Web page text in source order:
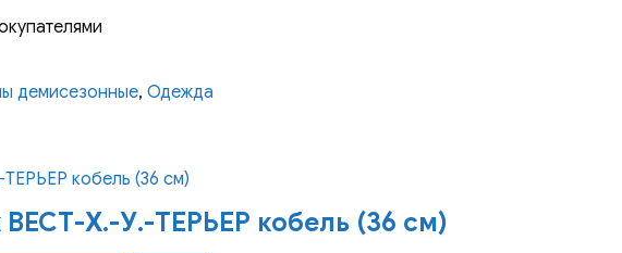
демисезонные, Одежда
Х.-У.-ТЕРЬЕР кобель (36 см)